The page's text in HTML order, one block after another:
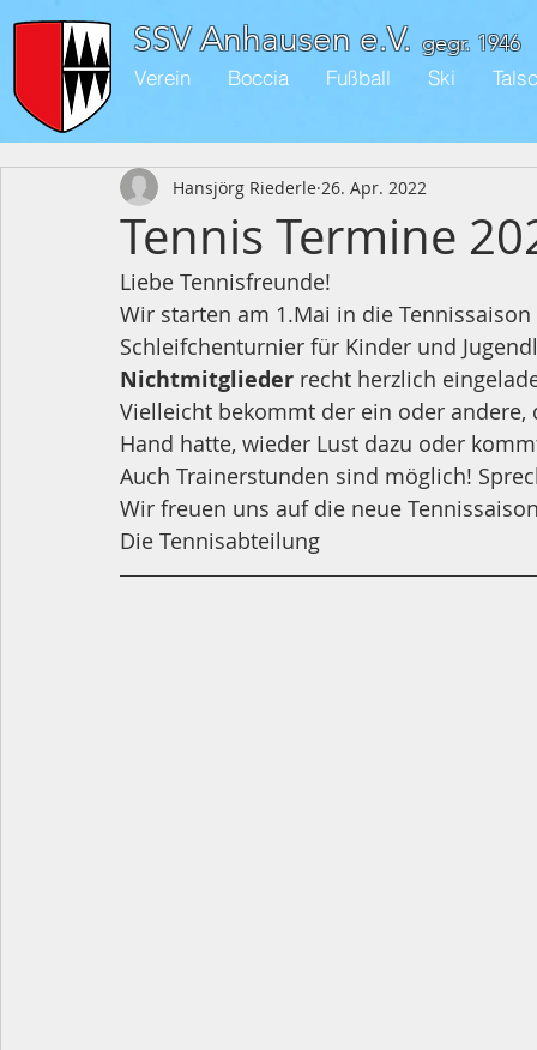
SSV Anhausen e.V.
Verein Boccia Fußball Ski
gegr. 1946
Tennis Termine
Hansjörg Riederle 26. Apr. 2022
Liebe Tennisfreunde!
Wir starten am 1.Mai in die
Schleifchenturnier für Kinder und
Nichtmitglieder recht herzlich
Vielleicht bekommt der ein oder
Hand hatte, wieder Lust dazu oder
Auch Trainerstunden sind möglich!
Wir freuen uns auf die neue
Die Tennisabteilung